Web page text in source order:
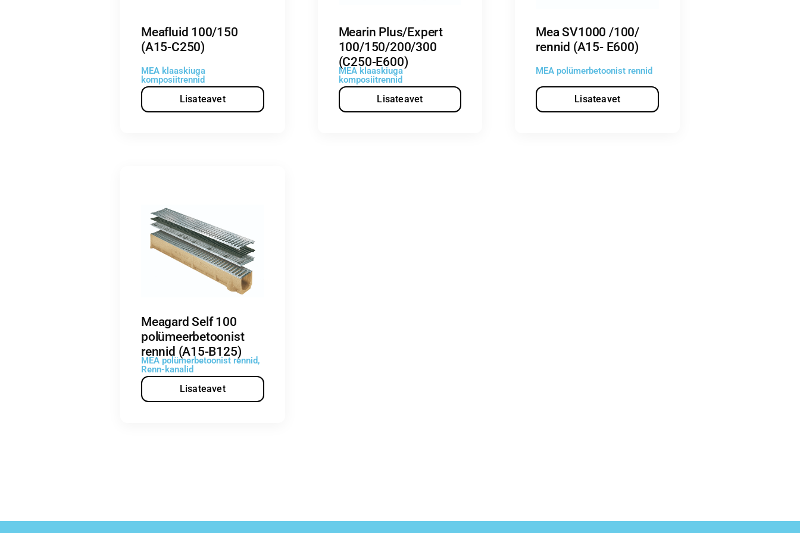
Meafluid 100/150
(A15-C250)
MEA klaaskiuga
komposiitrennid
Lisateavet
Mearin Plus/Expert
100/150/200/300
(C250-E600)
MEA klaaskiuga
komposiitrennid
Lisateavet
Mea SV1000 /100/
rennid (A15- E600)
MEA polümerbetoonist rennid
Lisateavet
Meagard Self 100
polümeerbetoonist
rennid (A15-B125)
MEA polümerbetoonist rennid,
Renn-kanalid
Lisateavet